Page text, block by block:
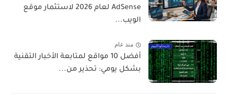
AdSense لعام 2026 لاستثمار موقع
الويب...
منذ عام
أفضل 10 مواقع لمتابعة الأخبار التقنية
بشكل يومي: تحذير من...